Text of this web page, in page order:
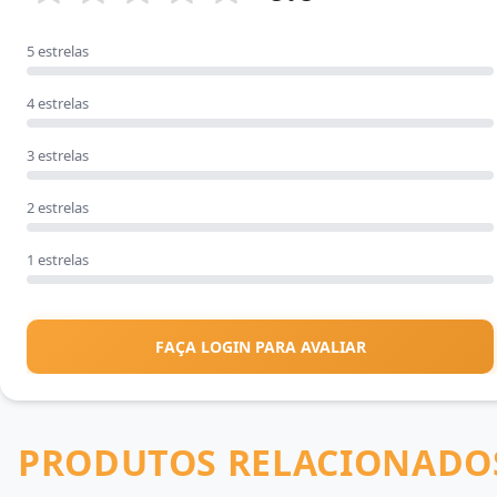
5 estrelas
4 estrelas
3 estrelas
2 estrelas
1 estrelas
FAÇA LOGIN PARA AVALIAR
PRODUTOS